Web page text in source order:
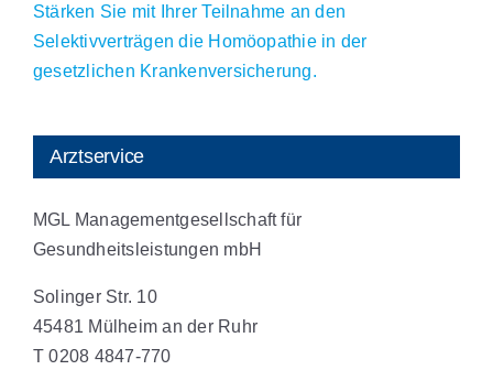
Stärken Sie mit Ihrer Teilnahme an den
Selektivverträgen die Homöopathie in der
gesetzlichen Krankenversicherung.
Arztservice
MGL Managementgesellschaft für
Gesundheitsleistungen mbH
Solinger Str. 10
45481 Mülheim an der Ruhr
T 0208 4847-770